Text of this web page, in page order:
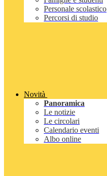
Personale scolastico
Percorsi di studio
Novità
Panoramica
Le notizie
Le circolari
Calendario eventi
Albo online